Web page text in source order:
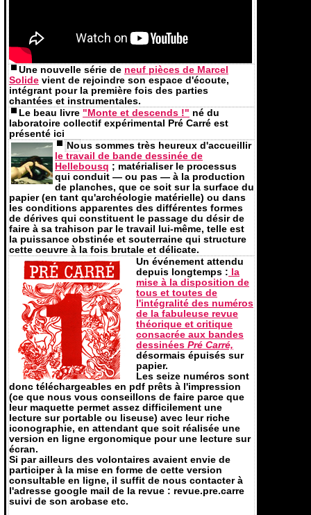
Une nouvelle série de neuf pièces de Marcel
Solide vient de rejoindre son espace d'écoute,
intégrant pour la première fois des parties
chantées et instrumentales.
Le beau livre "Monte et descends !" né du
laboratoire collectif expérimental Pré Carré est
présenté ici
Nous sommes très heureux d'accueillir
le travail de bande dessinée de
Hellebousq ; matérialiser le processus
qui conduit — ou pas — à la production
de planches, que ce soit sur la surface du
papier (en tant qu'archéologie matérielle) ou dans
les conditions apparentes des différentes formes
de dérives qui constituent le passage du désir de
faire à sa trahison par le travail lui-même, telle est
la puissance obstinée et souterraine qui structure
cette oeuvre à la fois brutale et délicate.
Un événement attendu
depuis longtemps : la
mise à la disposition de
tous et toutes de
l'intégralité des numéros
de la fabuleuse revue
théorique et critique
consacrée aux bandes
dessinées Pré Carré,
désormais épuisés sur
papier.
Les seize numéros sont
donc téléchargeables en pdf prêts à l'impression
(ce que nous vous conseillons de faire parce que
leur maquette permet assez difficilement une
lecture sur portable ou liseuse) avec leur riche
iconographie, en attendant que soit réalisée une
version en ligne ergonomique pour une lecture sur
écran.
Si par ailleurs des volontaires avaient envie de
participer à la mise en forme de cette version
consultable en ligne, il suffit de nous contacter à
l'adresse google mail de la revue : revue.pre.carre
suivi de son arobase etc.